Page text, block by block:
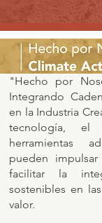
"Hecho por
Integrando
en la Industria
tecnología,
herramientas
pueden
facilitar la
sostenibles en
valor.